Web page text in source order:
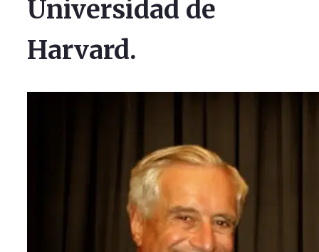
Universidad de
Harvard.